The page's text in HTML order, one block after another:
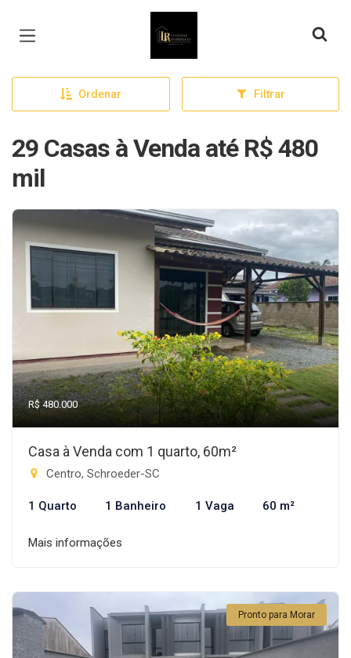
Página inicial
Ordenar Filtrar
29 Casas à Venda até R$ 480
mil
R$ 480.000
Casa à Venda com 1 quarto, 60m²
Centro, Schroeder-SC
1 Quarto 1 Banheiro 1 Vaga 60 m²
Mais informações
Pronto para Morar